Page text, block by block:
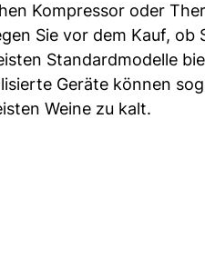
Kompressor oder
Sie vor dem Kauf,
Standardmodelle
Geräte können
Weine zu kalt.